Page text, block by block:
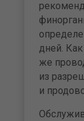
дней. Как
же
из
и